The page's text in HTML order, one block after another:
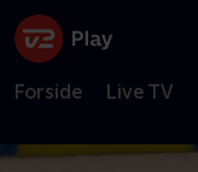
Forside Live TV